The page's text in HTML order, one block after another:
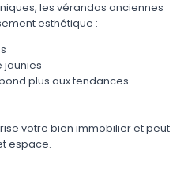
les vérandas anciennes
esthétique :
jaunies
plus aux tendances
votre bien immobilier et peut
espace.